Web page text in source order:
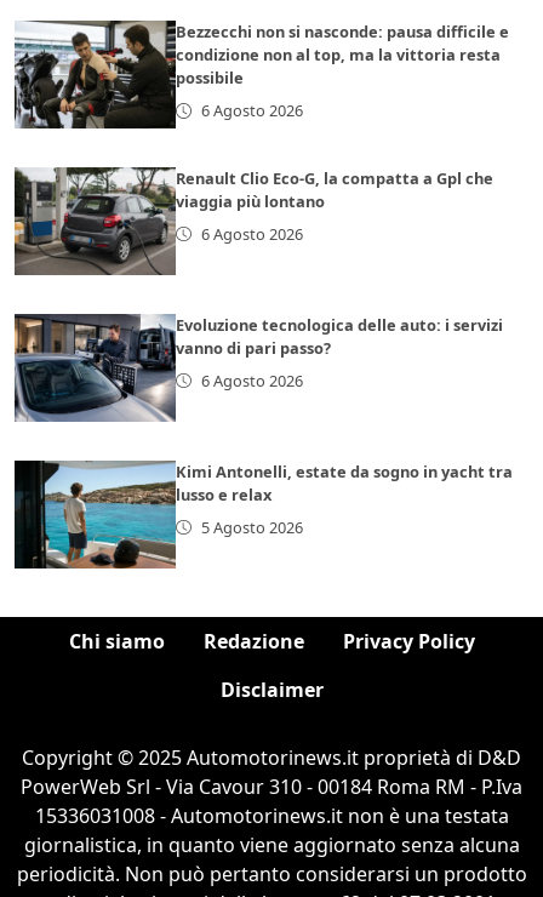
Bezzecchi non si nasconde: pausa difficile e
condizione non al top, ma la vittoria resta
possibile
6 Agosto 2026
Renault Clio Eco-G, la compatta a Gpl che
viaggia più lontano
6 Agosto 2026
Evoluzione tecnologica delle auto: i servizi
vanno di pari passo?
6 Agosto 2026
Kimi Antonelli, estate da sogno in yacht tra
lusso e relax
5 Agosto 2026
Chi siamo Redazione
Privacy Policy
Disclaimer
Copyright © 2025 Automotorinews.it proprietà di D&D
PowerWeb Srl - Via Cavour 310 - 00184 Roma RM - P.Iva
15336031008 - Automotorinews.it non è una testata
giornalistica, in quanto viene aggiornato senza alcuna
periodicità. Non può pertanto considerarsi un prodotto